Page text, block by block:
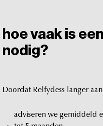
hoe vaak is een
nodig?
Doordat Relfydess langer
adviseren we gemiddeld